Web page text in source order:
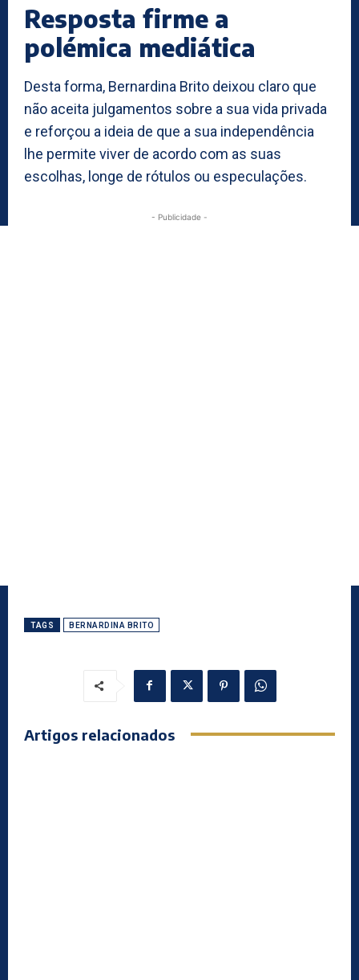
Resposta firme a
polémica mediática
Desta forma, Bernardina Brito deixou claro que
não aceita julgamentos sobre a sua vida privada
e reforçou a ideia de que a sua independência
lhe permite viver de acordo com as suas
escolhas, longe de rótulos ou especulações.
- Publicidade -
TAGS BERNARDINA BRITO
Artigos relacionados